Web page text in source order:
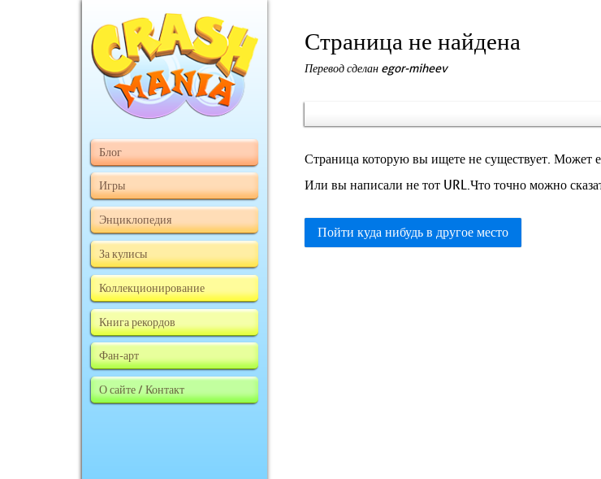
Блог
Игры
Энциклопедия
За кулисы
Коллекционирование
Книга рекордов
Фан-арт
О сайте / Контакт
Страница не найдена
Перевод сделан egor-miheev
Страница которую вы ищете не существует. Может
Или вы написали не тот URL.Что точно можно
Пойти куда нибудь в другое место